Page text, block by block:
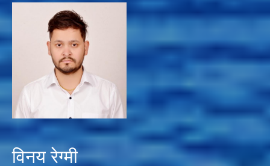
विनय रेग्मी